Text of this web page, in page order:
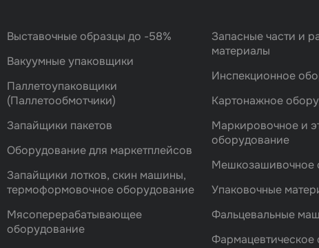
Выставочные образцы до -58%
Вакуумные упаковщики
Паллетоупаковщики
(Паллетообмотчики)
Запайщики пакетов
Оборудование для маркетплейсов
Запайщики лотков, скин машины,
термоформовочное оборудование
Мясоперерабатывающее
оборудование
Запасные части и
материалы
Инспекционное
Картонажное
Маркировочное и
оборудование
Мешкозашивочное
Упаковочные
Фальцевальные
Фармацевтическое